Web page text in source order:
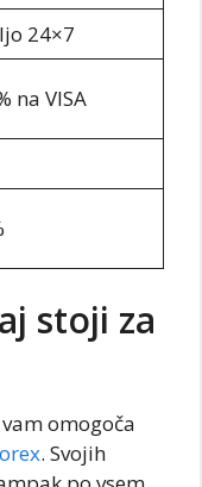
24×7
na VISA
stoji za
omogoča
. Svojih